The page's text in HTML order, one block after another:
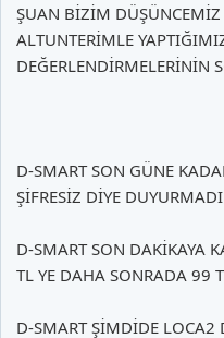
ŞUAN BİZİM
ALTUNTERİMLE
DEĞERLENDİRMELERİNİN
D-SMART SON GÜNE
ŞİFRESİZ DİYE
D-SMART SON DAKİKAYA
TL YE DAHA SONRADA 99
D-SMART ŞİMDİDE LOCA2